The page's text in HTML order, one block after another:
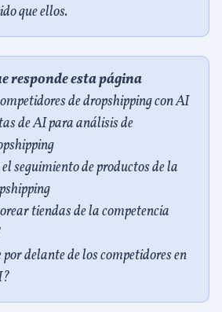
que ellos.
responde esta página
de dropshipping con AI
de AI para análisis de
seguimiento de productos de la
tiendas de la competencia
delante de los competidores en